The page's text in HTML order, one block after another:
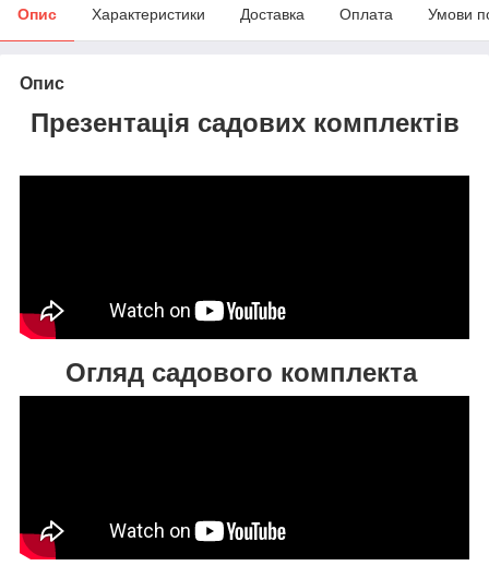
Опис Характеристики Доставка Оплата Умови
Опис
Презентація садових комплектів
Огляд садового комплекта